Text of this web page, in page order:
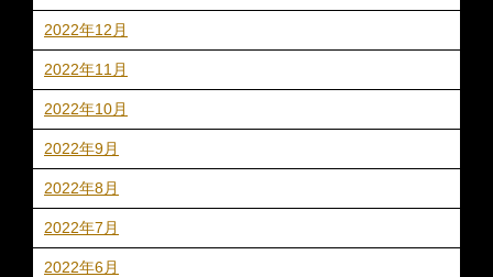
2022年12月
2022年11月
2022年10月
2022年9月
2022年8月
2022年7月
2022年6月